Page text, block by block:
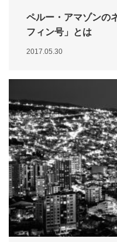
ペルー・アマゾンの
フィン号」とは
2017.05.30